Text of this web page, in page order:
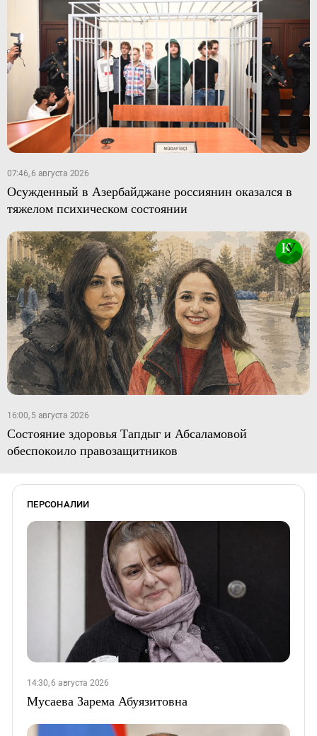
07:46, 6 августа 2026
Осужденный в Азербайджане россиянин оказался в
тяжелом психическом состоянии
16:00, 5 августа 2026
Состояние здоровья Тапдыг и Абсаламовой
обеспокоило правозащитников
ПЕРСОНАЛИИ
14:30, 6 августа 2026
Мусаева Зарема Абуязитовна